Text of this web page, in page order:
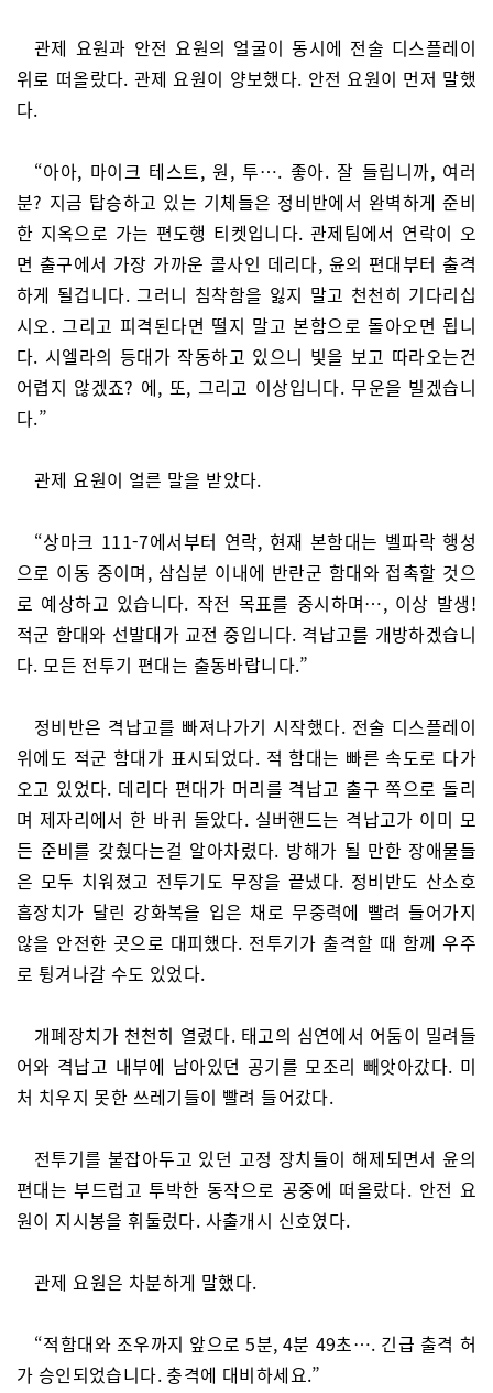
관제 요원과 안전 요원의 얼굴이 동시에 전술 디스플레이
위로 떠올랐다. 관제 요원이 양보했다. 안전 요원이 먼저 말했
다.
“아아, 마이크 테스트, 원, 투…. 좋아. 잘 들립니까, 여러
분? 지금 탑승하고 있는 기체들은 정비반에서 완벽하게 준비
한 지옥으로 가는 편도행 티켓입니다. 관제팀에서 연락이 오
면 출구에서 가장 가까운 콜사인 데리다, 윤의 편대부터 출격
하게 될겁니다. 그러니 침착함을 잃지 말고 천천히 기다리십
시오. 그리고 피격된다면 떨지 말고 본함으로 돌아오면 됩니
다. 시엘라의 등대가 작동하고 있으니 빛을 보고 따라오는건
어렵지 않겠죠? 에, 또, 그리고 이상입니다. 무운을 빌겠습니
다.”
관제 요원이 얼른 말을 받았다.
“상마크 111-7에서부터 연락, 현재 본함대는 벨파락 행성
으로 이동 중이며, 삼십분 이내에 반란군 함대와 접촉할 것으
로 예상하고 있습니다. 작전 목표를 중시하며…, 이상 발생!
적군 함대와 선발대가 교전 중입니다. 격납고를 개방하겠습니
다. 모든 전투기 편대는 출동바랍니다.”
정비반은 격납고를 빠져나가기 시작했다. 전술 디스플레이
위에도 적군 함대가 표시되었다. 적 함대는 빠른 속도로 다가
오고 있었다. 데리다 편대가 머리를 격납고 출구 쪽으로 돌리
며 제자리에서 한 바퀴 돌았다. 실버핸드는 격납고가 이미 모
든 준비를 갖췄다는걸 알아차렸다. 방해가 될 만한 장애물들
은 모두 치워졌고 전투기도 무장을 끝냈다. 정비반도 산소호
흡장치가 달린 강화복을 입은 채로 무중력에 빨려 들어가지
않을 안전한 곳으로 대피했다. 전투기가 출격할 때 함께 우주
로 튕겨나갈 수도 있었다.
개폐장치가 천천히 열렸다. 태고의 심연에서 어둠이 밀려들
어와 격납고 내부에 남아있던 공기를 모조리 빼앗아갔다. 미
처 치우지 못한 쓰레기들이 빨려 들어갔다.
전투기를 붙잡아두고 있던 고정 장치들이 해제되면서 윤의
편대는 부드럽고 투박한 동작으로 공중에 떠올랐다. 안전 요
원이 지시봉을 휘둘렀다. 사출개시 신호였다.
관제 요원은 차분하게 말했다.
“적함대와 조우까지 앞으로 5분, 4분 49초…. 긴급 출격 허
가 승인되었습니다. 충격에 대비하세요.”